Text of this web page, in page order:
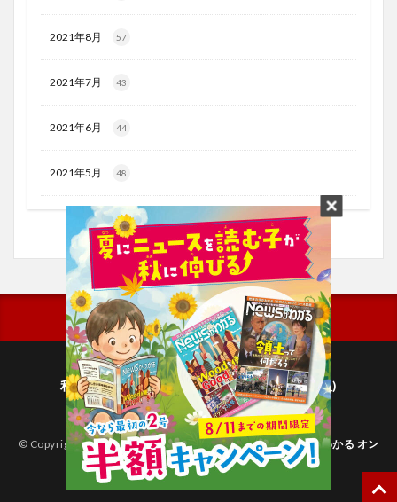
2021年8月 57
2021年7月 43
2021年6月 44
2021年5月 48
利用規約
プライバシーポリシー(毎日新聞出版)
個人情報について(毎日新聞社)
© Copyright 2026子どものためのニュース雑誌「ニュースがわかる オン
ライン」.